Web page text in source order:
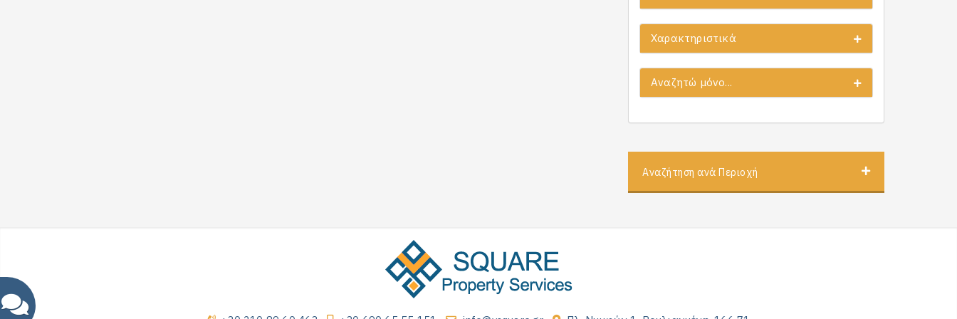
Χαρακτηριστικά
Αναζητώ μόνο...
Αναζήτηση ανά Περιοχή